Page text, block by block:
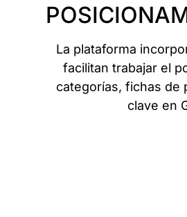
La plataforma
facilitan trabajar el
categorías, fichas de
clave en